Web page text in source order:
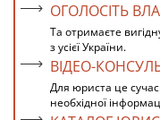
ОГОЛОСІТЬ
Та отримаєте
з усієї України.
ВІДЕО-
Для юриста це
необхідної